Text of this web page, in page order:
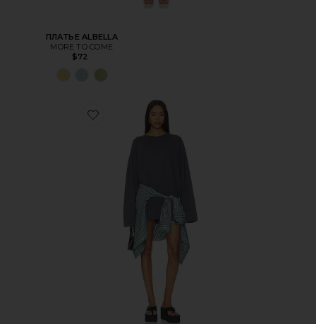
ПЛАТЬЕ ALBELLA
MORE TO COME
$72